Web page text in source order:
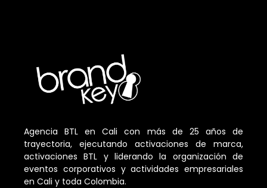
Agencia BTL en Cali con más de 25 años de
trayectoria, ejecutando activaciones de marca,
activaciones BTL y liderando la organización de
eventos corporativos y actividades empresariales
en Cali y toda Colombia.